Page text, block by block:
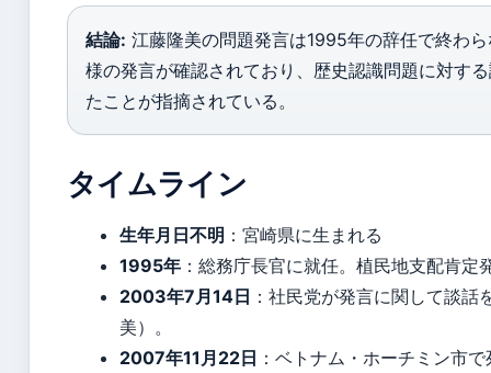
結論: 江藤隆美の問題発言は1995年の辞任で終わ
様の発言が確認されており、歴史認識問題に対す
たことが指摘されている。
タイムライン
生年月日不明 ：宮崎県に生まれる
1995年 ：総務庁長官に就任。植民地支配肯定
2003年7月14日 ：社民党が発言に関して談
美）。
2007年11月22日 ：ベトナム・ホーチミン市